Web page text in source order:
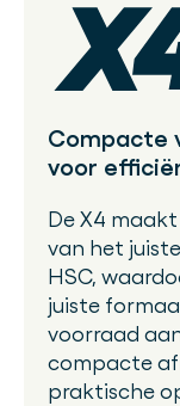
Compacte
voor
De X4
van het
HSC,
juiste
voorraad
compacte
praktische